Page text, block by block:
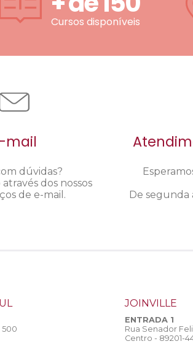
Cursos disponíveis
mail
dúvidas?
dos nossos
de e-mail.
De segunda
500
JOINVILLE
ENTRADA 1
Rua Senador
Centro - 89201-